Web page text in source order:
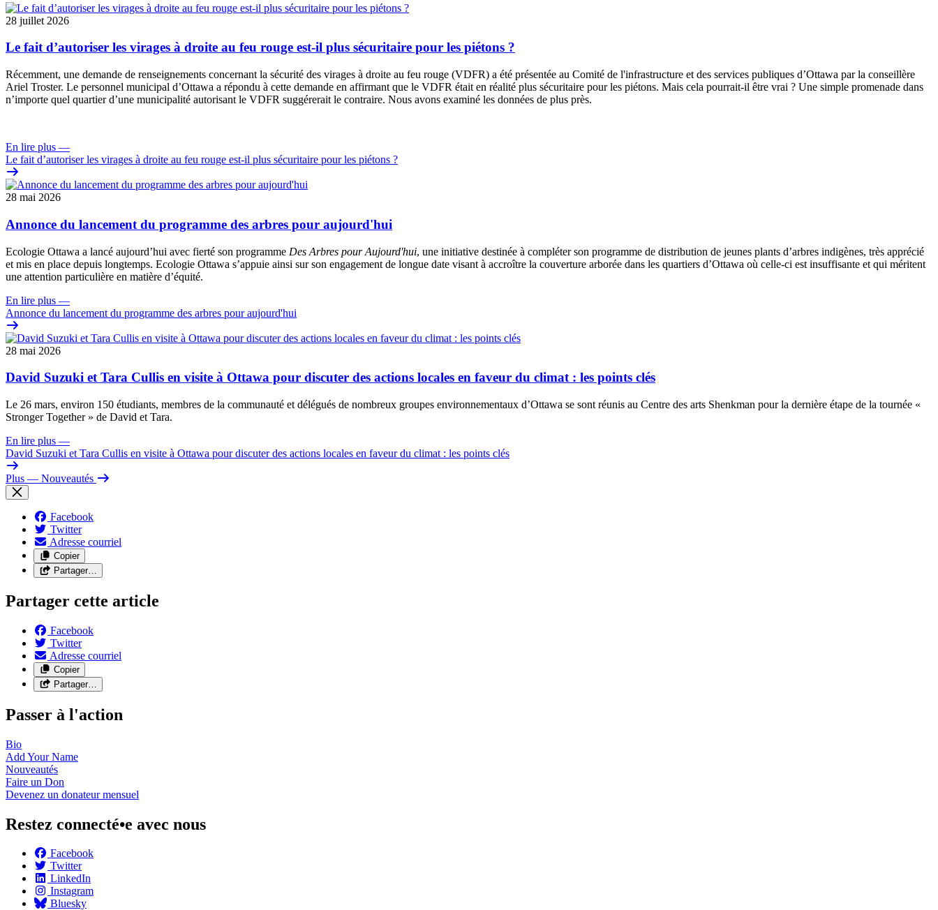
28 juillet 2026
Le fait d’autoriser les virages à droite au feu rouge est-il plus sécuritaire pour les piétons ?
Récemment, une demande de renseignements concernant la sécurité des virages à droite au feu rouge (VDFR) a été présentée au Comité de l'infrastructure et des services publiques d’Ottawa par la conseillère
Ariel Troster. Le personnel municipal d’Ottawa a répondu à cette demande en affirmant que le VDFR était en réalité plus sécuritaire pour les piétons. Mais cela pourrait-il être vrai ? Une simple promenade dans
n’importe quel quartier d’une municipalité autorisant le VDFR suggérerait le contraire. Nous avons examiné les données de plus près.
En lire plus —
Le fait d’autoriser les virages à droite au feu rouge est-il plus sécuritaire pour les piétons ?
28 mai 2026
Annonce du lancement du programme des arbres pour aujourd'hui
Ecologie Ottawa a lancé aujourd’hui avec fierté son programme Des Arbres pour Aujourd'hui, une initiative destinée à compléter son programme de distribution de jeunes plants d’arbres indigènes, très apprécié
et mis en place depuis longtemps. Ecologie Ottawa s’appuie ainsi sur son engagement de longue date visant à accroître la couverture arborée dans les quartiers d’Ottawa où celle-ci est insuffisante et qui méritent
une attention particulière en matière d’équité.
En lire plus —
Annonce du lancement du programme des arbres pour aujourd'hui
28 mai 2026
David Suzuki et Tara Cullis en visite à Ottawa pour discuter des actions locales en faveur du climat : les points clés
Le 26 mars, environ 150 étudiants, membres de la communauté et délégués de nombreux groupes environnementaux d’Ottawa se sont réunis au Centre des arts Shenkman pour la dernière étape de la tournée «
Stronger Together » de David et Tara.
En lire plus —
David Suzuki et Tara Cullis en visite à Ottawa pour discuter des actions locales en faveur du climat : les points clés
Plus — Nouveautés
Facebook
Twitter
Adresse courriel
Copier
Partager…
Partager cette article
Facebook
Twitter
Adresse courriel
Copier
Partager…
Passer à l'action
Bio
Add YourName
Nouveautés
Faire un Don
Devenez un donateurmensuel
Restez connecté•e avec nous
Facebook
Twitter
LinkedIn
Instagram
Bluesky